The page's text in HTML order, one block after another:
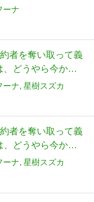
ーナ
者を奪い取って義
どうやら今から
コミック)(2) (ガ
ーナ 星樹スズカ
者を奪い取って義
どうやら今から
コミック)(3) (ガ
ーナ 星樹スズカ